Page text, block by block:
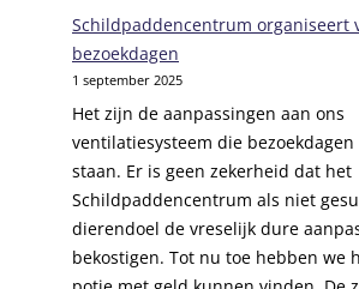
r
i
d
g
e
n
e
u
b
i
j
h
e
r
Schildpaddencentrum organiseert
bezoekdagen
1 september 2025
Het zijn de aanpassingen aan ons
ventilatiesysteem die
staan. Er is geen zekerheid dat het
Schildpaddencentrum als niet
dierendoel de vreselijk dure
bekostigen. Tot nu toe hebben we